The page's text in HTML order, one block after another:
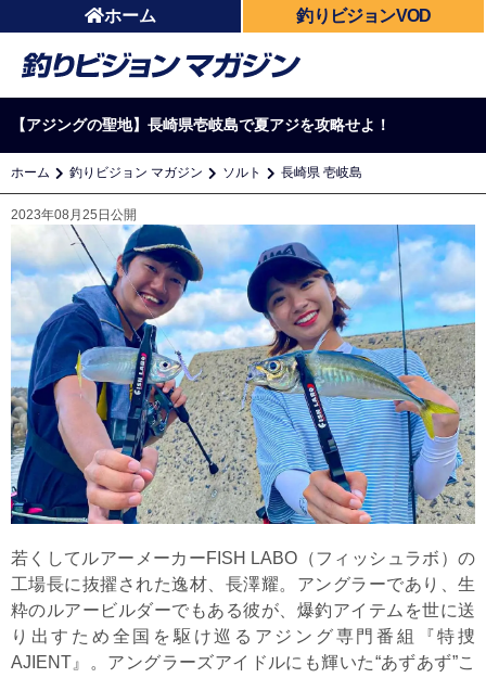
ホーム 釣りビジョンVOD
【アジングの聖地】長崎県壱岐島で夏アジを攻略せよ！
ホーム 釣りビジョン マガジン ソルト 長崎県 壱岐島
2023年08月25日公開
若くしてルアーメーカーFISH LABO（フィッシュラボ）の
工場長に抜擢された逸材、長澤耀。アングラーであり、生
粋のルアービルダーでもある彼が、爆釣アイテムを世に送
り出すため全国を駆け巡るアジング専門番組『特捜
AJIENT』。アングラーズアイドルにも輝いた“あずあず”こ